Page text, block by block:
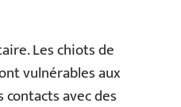
Les chiots de
vulnérables aux
avec des